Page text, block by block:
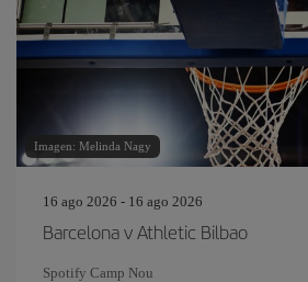
Imagen: Melinda Nagy
16 ago 2026 - 16 ago 2026
Barcelona v Athletic Bilbao
Spotify Camp Nou